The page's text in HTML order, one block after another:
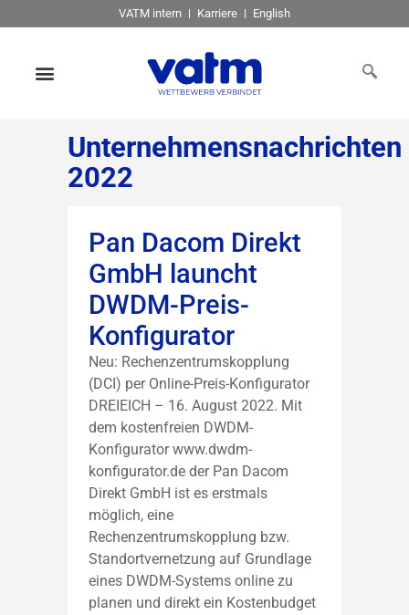
VATM intern Karriere English
Unternehmensnachrichten
2022
Pan Dacom Direkt
GmbH launcht
DWDM-Preis-
Konfigurator
Neu: Rechenzentrumskopplung
(DCI) per Online-Preis-Konfigurator
DREIEICH – 16. August 2022. Mit
dem kostenfreien DWDM-
Konfigurator www.dwdm-
konfigurator.de der Pan Dacom
Direkt GmbH ist es erstmals
möglich, eine
Rechenzentrumskopplung bzw.
Standortvernetzung auf Grundlage
eines DWDM-Systems online zu
planen und direkt ein Kostenbudget